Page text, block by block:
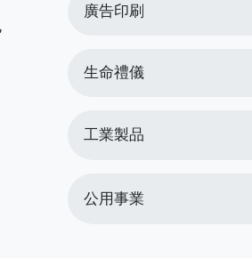
廣告印刷
生命禮儀
工業製品
公用事業